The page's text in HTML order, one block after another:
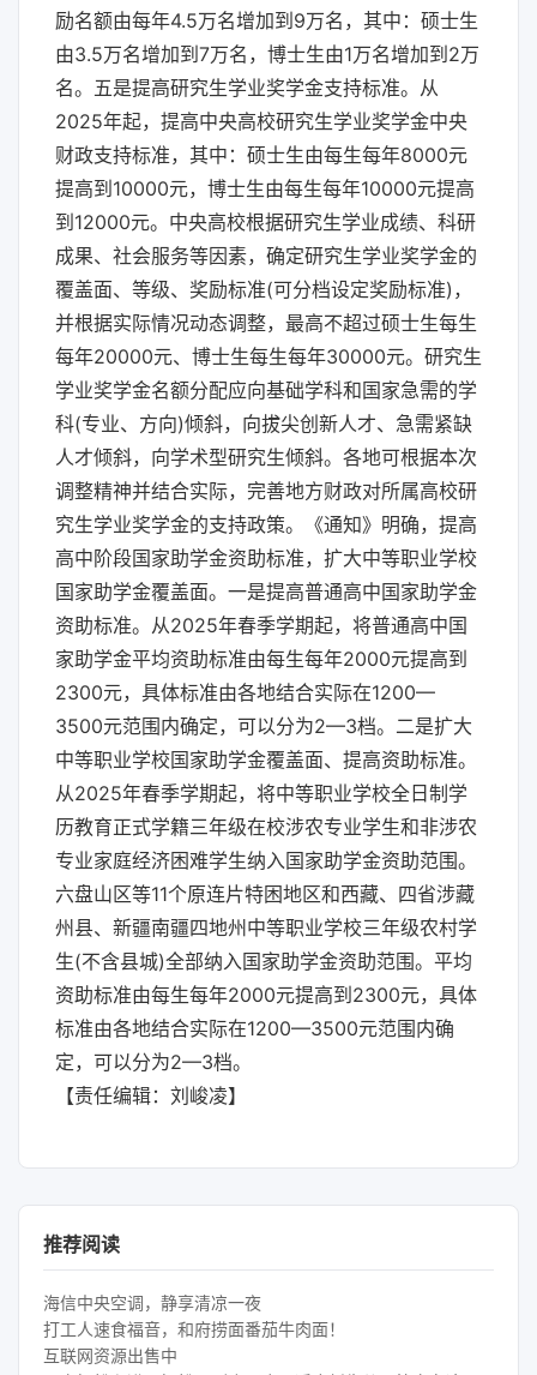
励名额由每年4.5万名增加到9万名，其中：硕士生
由3.5万名增加到7万名，博士生由1万名增加到2万
名。五是提高研究生学业奖学金支持标准。从
2025年起，提高中央高校研究生学业奖学金中央
财政支持标准，其中：硕士生由每生每年8000元
提高到10000元，博士生由每生每年10000元提高
到12000元。中央高校根据研究生学业成绩、科研
成果、社会服务等因素，确定研究生学业奖学金的
覆盖面、等级、奖励标准(可分档设定奖励标准)，
并根据实际情况动态调整，最高不超过硕士生每生
每年20000元、博士生每生每年30000元。研究生
学业奖学金名额分配应向基础学科和国家急需的学
科(专业、方向)倾斜，向拔尖创新人才、急需紧缺
人才倾斜，向学术型研究生倾斜。各地可根据本次
调整精神并结合实际，完善地方财政对所属高校研
究生学业奖学金的支持政策。《通知》明确，提高
高中阶段国家助学金资助标准，扩大中等职业学校
国家助学金覆盖面。一是提高普通高中国家助学金
资助标准。从2025年春季学期起，将普通高中国
家助学金平均资助标准由每生每年2000元提高到
2300元，具体标准由各地结合实际在1200—
3500元范围内确定，可以分为2—3档。二是扩大
中等职业学校国家助学金覆盖面、提高资助标准。
从2025年春季学期起，将中等职业学校全日制学
历教育正式学籍三年级在校涉农专业学生和非涉农
专业家庭经济困难学生纳入国家助学金资助范围。
六盘山区等11个原连片特困地区和西藏、四省涉藏
州县、新疆南疆四地州中等职业学校三年级农村学
生(不含县城)全部纳入国家助学金资助范围。平均
资助标准由每生每年2000元提高到2300元，具体
标准由各地结合实际在1200—3500元范围内确
定，可以分为2—3档。
【责任编辑：刘峻凌】
推荐阅读
海信中央空调，静享清凉一夜
打工人速食福音，和府捞面番茄牛肉面！
互联网资源出售中